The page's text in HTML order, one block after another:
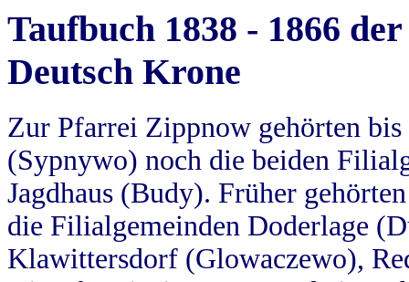
Taufbuch 1838 - 1866
Deutsch Krone
Zur Pfarrei Zippnow gehörten
(Sypnywo) noch die beiden
Jagdhaus (Budy). Früher
die Filialgemeinden Doderlage
Klawittersdorf (Glowaczewo),